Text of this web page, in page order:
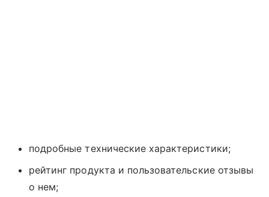
подробные технические характеристики;
рейтинг продукта и пользовательские отзывы
о нем;